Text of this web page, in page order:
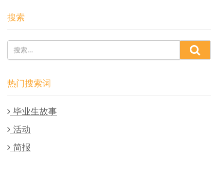
搜索
热门搜索词
毕业生故事
活动
简报